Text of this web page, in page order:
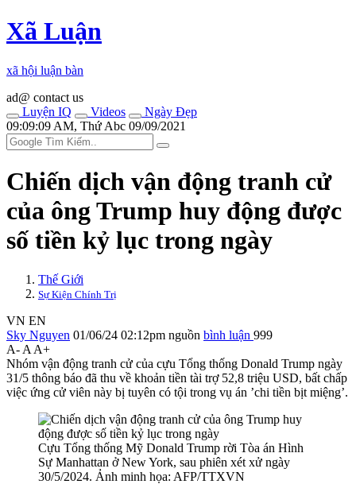
Xã Luận
xã hội luận bàn
ad@ contact us
Luyện IQ
Videos
Ngày Đẹp
09:09:09 AM, Thứ Abc 09/09/2021
Chiến dịch vận động tranh cử
của ông Trump huy động được
số tiền kỷ lục trong ngày
Thế Giới
Sự Kiện Chính Trị
VN EN
Sky Nguyen 01/06/24 02:12pm nguồn bình luận 999
A- A A+
Nhóm vận động tranh cử của cựu Tổng thống Donald Trump ngày
31/5 thông báo đã thu về khoản tiền tài trợ 52,8 triệu USD, bất chấp
việc ứng cử viên này bị tuyên có tội trong vụ án ’chi tiền bịt miệng’.
Cựu Tổng thống Mỹ Donald Trump rời Tòa án Hình
Sự Manhattan ở New York, sau phiên xét xử ngày
30/5/2024. Ảnh minh họa: AFP/TTXVN